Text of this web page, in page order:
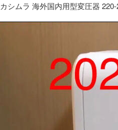
カシムラ 海外国内用型変圧器